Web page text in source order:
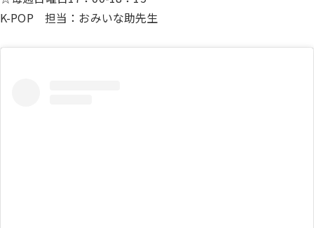
K-POP 担当：おみいな助先生